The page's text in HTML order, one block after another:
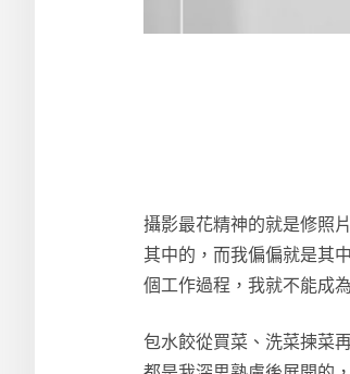
攝影最花精神的就是修照
其中的，而我偏偏就是其
個工作過程，我就不能成
包水餃從買菜、洗菜揀菜